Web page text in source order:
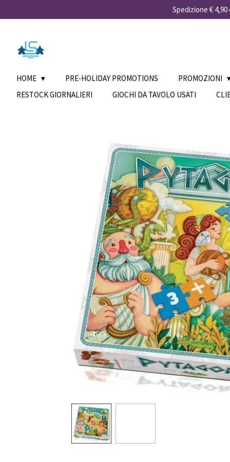
al
principale
Spedizione €
HOME PRE-HOLIDAY PROMOTIONS PROMOZIONI
RESTOCK GIORNALIERI
GIOCHI DA TAVOLO USATI